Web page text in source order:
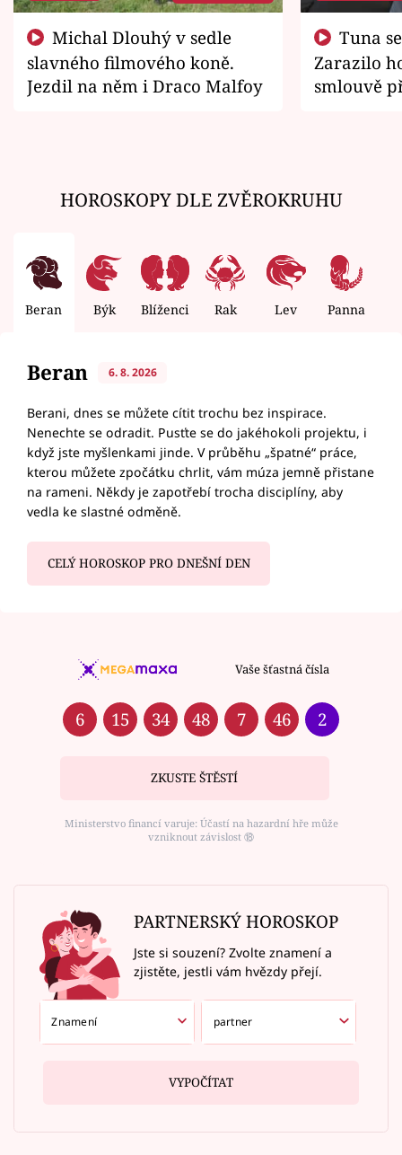
slavného filmového koně.
Jezdil na něm i Draco Malfoy
Zarazilo
smlouvě
HOROSKOPY DLE ZVĚROKRUHU
Beran Býk Blíženci Rak Lev Panna
Beran 6. 8. 2026
Berani, dnes se můžete cítit trochu bez inspirace.
Nenechte se odradit. Pusťte se do jakéhokoli projektu, i
když jste myšlenkami jinde. V průběhu „špatné“ práce,
kterou můžete zpočátku chrlit, vám múza jemně přistane
na rameni. Někdy je zapotřebí trocha disciplíny, aby
vedla ke slastné odměně.
CELÝ HOROSKOP PRO DNEŠNÍ DEN
Vaše šťastná čísla
6 15 34 48 7 46 2
ZKUSTE ŠTĚSTÍ
Ministerstvo financí varuje: Účastí na hazardní hře může
vzniknout závislost ⑱
PARTNERSKÝ HOROSKOP
Jste si souzení? Zvolte znamení a
zjistěte, jestli vám hvězdy přejí.
VYPOČÍTAT